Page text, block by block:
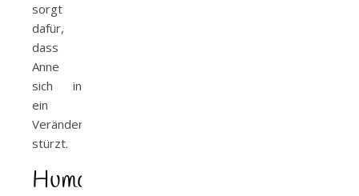
sorgt
dafür,
dass
Anne
sich in
ein
Veränderungsgetümmel
stürzt.
Humorvoll,